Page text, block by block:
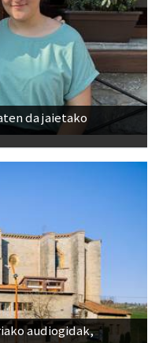
da jaietako
audiogidak,